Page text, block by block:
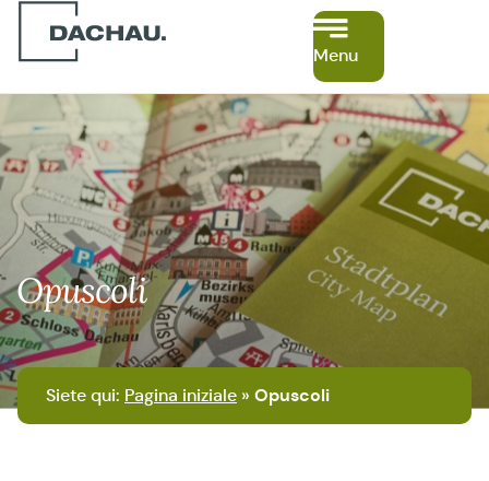
Menu
Siete qui: Pagina iniziale » Opuscoli
Opuscoli